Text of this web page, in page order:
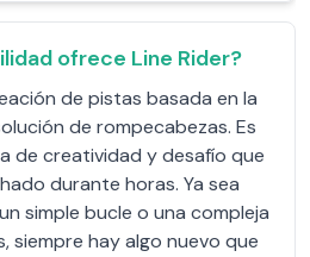
ofrece Line Rider?
de pistas basada en la
de rompecabezas. Es
de creatividad y desafío que
durante horas. Ya sea
simple bucle o una compleja
siempre hay algo nuevo que